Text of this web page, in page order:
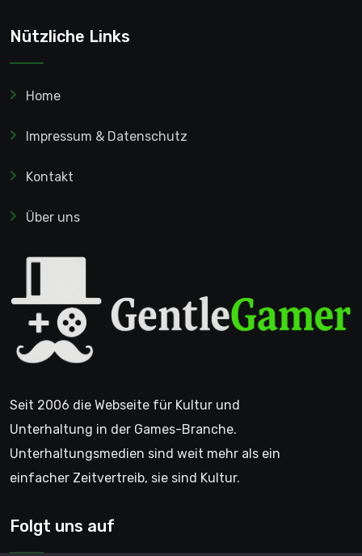
Nützliche Links
Home
Impressum & Datenschutz
Kontakt
Über uns
Seit 2006 die Webseite für Kultur und
Unterhaltung in der Games-Branche.
Unterhaltungsmedien sind weit mehr als ein
einfacher Zeitvertreib, sie sind Kultur.
Folgt uns auf